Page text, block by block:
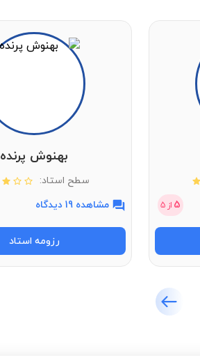
5 از 5
بهنوش پرنده
سطح استاد:
مشاهده 19 دیدگاه
رزومه استاد